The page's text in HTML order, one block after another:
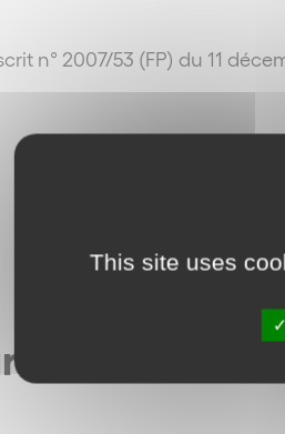
n° 2007/53 (FP) du 11
This site uses